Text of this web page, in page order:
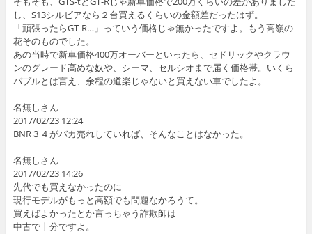
し、S13シルビアなら２台買えるくらいの金額差だったはず。
「頑張ったらGT-R…」っていう価格じゃ無かったですよ。もう高嶺の
花そのものでした。
あの当時で新車価格400万オーバーといったら、セドリックやクラウ
ンのグレード高めな奴や、シーマ、セルシオまで届く価格帯。いくら
バブルとは言え、余程の道楽じゃないと買えない車でしたよ。
名無しさん
2017/02/23 12:24
BNR３４がバカ売れしていれば、そんなことはなかった。
名無しさん
2017/02/23 14:26
先代でも買えなかったのに
現行モデルがもっと高額でも問題なかろうて。
買えばよかったとか言っちゃう詐欺師は
中古で十分ですよ。